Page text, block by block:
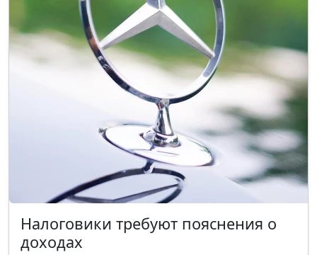
Налоговики требуют пояснения о
доходах